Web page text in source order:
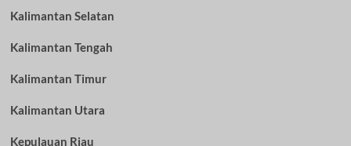
Kalimantan Selatan
Kalimantan Tengah
Kalimantan Timur
Kalimantan Utara
Kepulauan Riau